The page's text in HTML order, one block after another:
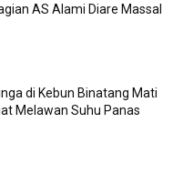
AS Alami Diare Massal
di Kebun Binatang Mati
Melawan Suhu Panas